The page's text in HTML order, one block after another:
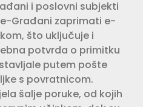
i poslovni subjekti
Građani zaprimati e-
što uključuje i
potvrda o primitku
putem pošte
s povratnicom.
šalje poruke, od kojih